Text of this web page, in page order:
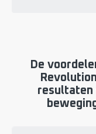
De
resultaten